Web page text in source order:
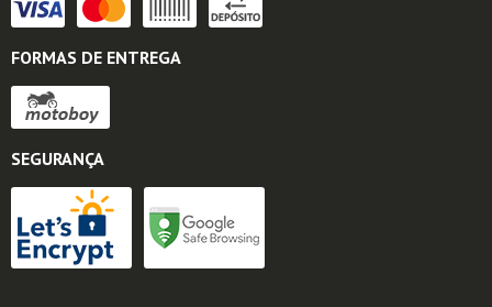
FORMAS DE ENTREGA
SEGURANÇA